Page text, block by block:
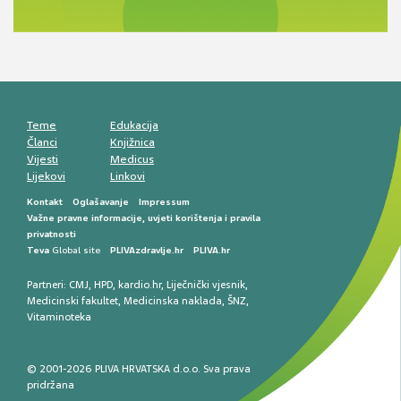
smetnji do rane onkološke dijagnostike
Teme
Članci
Vijesti
Lijekovi
Edukacija
Knjižnica
Medicus
Linkovi
Kontakt Oglašavanje
Impressum
Važne pravne informacije, uvjeti korištenja i pravila
privatnosti
Teva Global site PLIVAzdravlje.hr PLIVA.hr
Partneri: CMJ, HPD, kardio.hr, Liječnički vjesnik,
Medicinski fakultet, Medicinska naklada, ŠNZ,
Vitaminoteka
© 2001-2026 PLIVA HRVATSKA d.o.o. Sva prava
pridržana